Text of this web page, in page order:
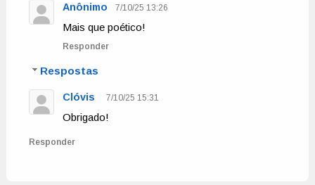
Anônimo 7/10/25 13:26
Mais que poético!
Responder
Respostas
Clóvis 7/10/25 15:31
Obrigado!
Responder